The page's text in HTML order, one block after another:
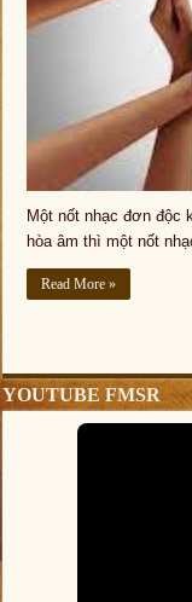
Một nốt nhạc đơn độc
hòa âm thì một nốt
Read More »
YOUTUBE FMSR